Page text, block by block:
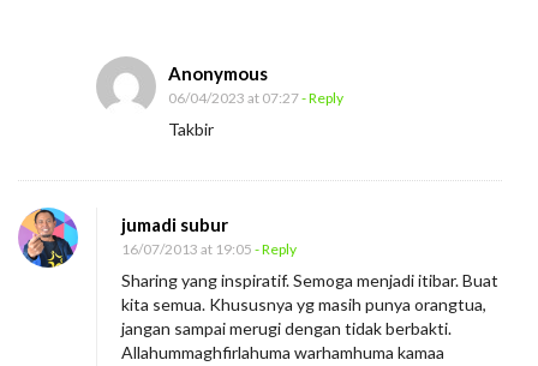
Anonymous
06/04/2023 at 07:27- Reply
Takbir
jumadi subur
16/07/2013 at 19:05 - Reply
Sharing yang inspiratif. Semoga menjadi itibar. Buat
kita semua. Khususnya yg masih punya orangtua,
jangan sampai merugi dengan tidak berbakti.
Allahummaghfirlahuma warhamhuma kamaa